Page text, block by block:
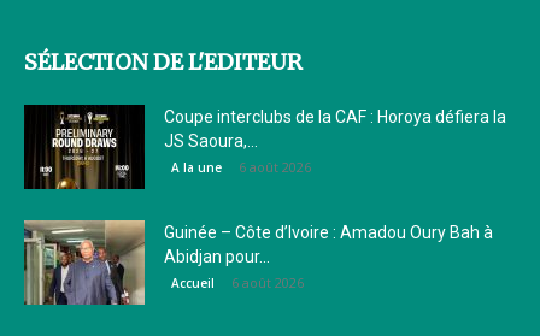
SÉLECTION DE L'EDITEUR
Coupe interclubs de la CAF : Horoya défiera la
JS Saoura,...
A la une 6 août 2026
Guinée – Côte d’Ivoire : Amadou Oury Bah à
Abidjan pour...
Accueil 6 août 2026